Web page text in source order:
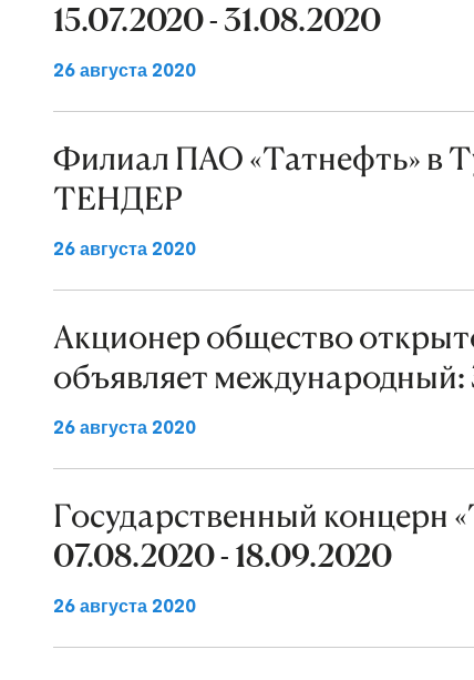
15.07.2020 - 31.08.2020
26 августа 2020
Филиал ПАО «Татнефть» в
ТЕНДЕР
26 августа 2020
Акционер общество
объявляет международный:
26 августа 2020
Государственный концерн
07.08.2020 - 18.09.2020
26 августа 2020